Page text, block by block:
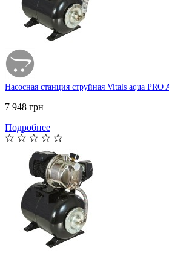
Насосная станция струйная Vitals aqua PRO
7 948 грн
Подробнее